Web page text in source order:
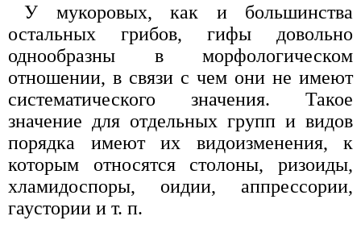
У мукоровых, как и большинства
остальных грибов, гифы довольно
однообразны в морфологическом
отношении, в связи с чем они не имеют
систематического значения. Такое
значение для отдельных групп и видов
порядка имеют их видоизменения, к
которым относятся столоны, ризоиды,
хламидоспоры, оидии, аппрессории,
гаустории и т. п.